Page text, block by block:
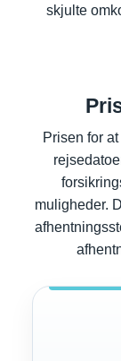
skjulte
Prisen for
muligheder.